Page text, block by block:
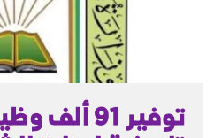
توفير 91